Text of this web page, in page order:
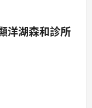
洋湖森和診所